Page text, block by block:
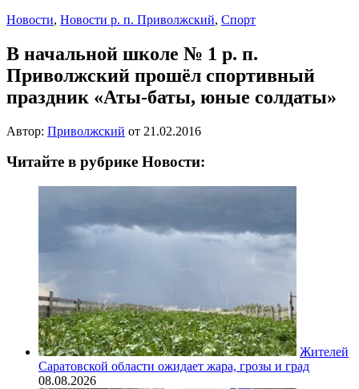
Новости, Новости р. п. Приволжский, Спорт
В начальной школе № 1 р. п.
Приволжский прошёл спортивный
праздник «Аты-баты, юные солдаты»
Автор: Приволжский от 21.02.2016
Читайте в рубрике Новости:
Жителей
Саратовской области ожидает жара, грозы и град
08.08.2026